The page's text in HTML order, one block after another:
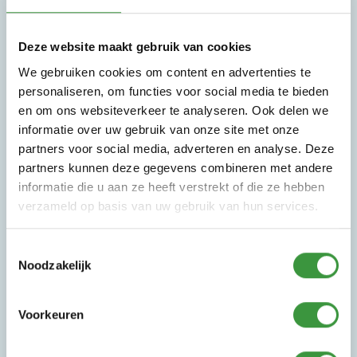
Deze website maakt gebruik van cookies
We gebruiken cookies om content en advertenties te
personaliseren, om functies voor social media te bieden
en om ons websiteverkeer te analyseren. Ook delen we
informatie over uw gebruik van onze site met onze
partners voor social media, adverteren en analyse. Deze
partners kunnen deze gegevens combineren met andere
informatie die u aan ze heeft verstrekt of die ze hebben
verzameld op basis van uw gebruik van hun services.
Noodzakelijk
Voorkeuren
De peuterzone is alleen toegankelijk voor
de kinderen lekker rustig kruipen, klimmen, glijden
en in de ballenbak spelen!
Wanneer je met je peuter op doordeweekse
ochtenden voor 11:30 binnen bent, profiteer je van
het voordelige Peutertarief.